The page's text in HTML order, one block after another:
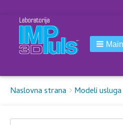
Breadcrumbs
You
Naslovna strana Modeli usluga